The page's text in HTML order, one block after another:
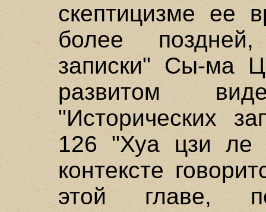
скептицизме ее
более
записки" Сы-ма
развитом
"Исторических
126 "Хуа цзи ле
контексте
этой главе,